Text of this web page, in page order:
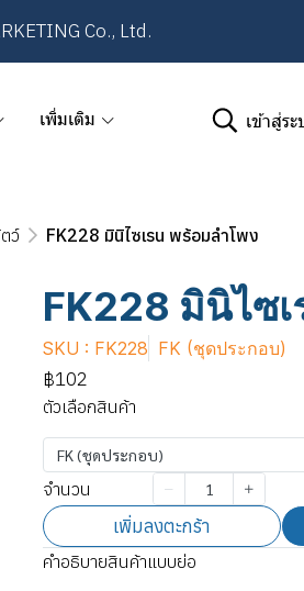
Co., Ltd.
เพิ่มเติม เข้าสู่ร
ว์ FK228 มินิไซเรน พร้อมลําโพง
FK228 มินิไซ
SKU : FK228 FK (ชุดประกอบ)
฿102
ตัวเลือกสินค้า
FK (ชุดประกอบ)
จำนวน
เพิ่มลงตะกร้า
คำอธิบายสินค้าแบบย่อ